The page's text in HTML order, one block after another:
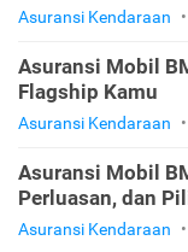
Asuransi Kendaraan •
Asuransi Mobil
Flagship Kamu
Asuransi Kendaraan •
Asuransi Mobil
Perluasan, dan
Asuransi Kendaraan •